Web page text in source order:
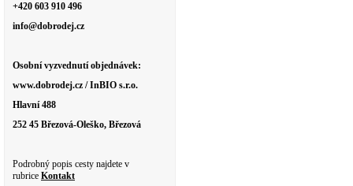
+420 603 910 496
info@dobrodej.cz
Osobní vyzvednutí objednávek:
www.dobrodej.cz / InBIO s.r.o.
Hlavní 488
252 45 Březová-Oleško, Březová
Podrobný popis cesty najdete v
rubrice Kontakt